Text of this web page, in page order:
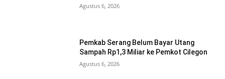
Agustus 6, 2026
Pemkab Serang Belum Bayar Utang
Sampah Rp1,3 Miliar ke Pemkot Cilegon
Agustus 6, 2026